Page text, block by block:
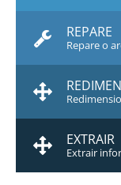
REPARE
Repare o
EXTRAIR
Extrair